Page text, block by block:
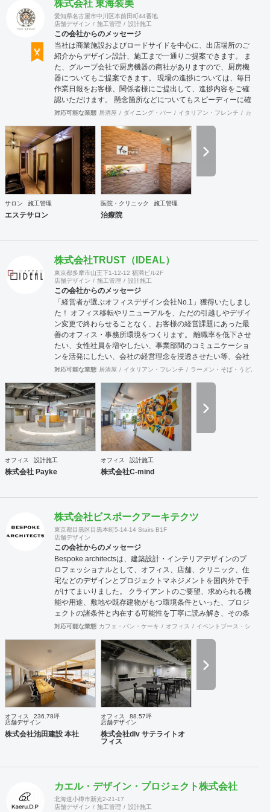
株式会社 東海装美
愛知県名古屋市中川区本前田町44番地
店舗デザイン
施工管理 設計施工
この会社からのメッセージ
当社は商業施設およびロードサイドを中心に、出店場所のご
紹介からデザイン設計、施工まで一通りご提案できます。 ま
た、グループ会社で厨房機器の商社がありますので、厨房機
器についてもご提案できます。 現場の進捗については、毎日
作業日報をお客様、関係者様にご提出して、進捗内容をご確
認いただけます。 懸念箇所などについてもスピーディーに確
認、修正できます。 店舗内装のみならず、当社の店舗繁盛応
者、機器業者、プレスリリースなど何でもご相談ください。
対応可能な業態 居酒屋 ダイニング・バー イタリアン・フレンチ カフェ
サロン 施工管理
エステサロン
医院・クリニック 施工管理
治療院
株式会社TRUST（IDEAL）
東京都多摩市山王下1-12-12 福満ビル2F
店舗デザイン
施工管理 設計施工
この会社からのメッセージ
「経営者が選ぶオフィスデザイン会社No.1」獲得いたしまし
た！ オフィス移転やリニューアルを、ただの引越しやデザイ
ン変更で終わらせることなく、お客様の経営課題にあった最
善のオフィス・事務所環境をつくります。 離職率を低下させ
たい、女性社員を増やしたい、事業部間のコミュニケーショ
ンを活発にしたい、会社の経営理念を浸透させたい等、会社
の規模やフェーズによって様々な課題をかかえています。ど
今後どのような事業戦略を描き、どのような組織になってい
きたいのか。それらを共有することがオフィスデザインのス
タートとなります。 また、オフィスはスタッフにとって一日
の大半を過ごす場所です。機能的かつ快適な空間を作ること
は精神的な安心やモチベーション・作業効率の向上に繋がっ
ていくでしょう。このように、経営面の課題と現場の声をし
っかりとヒアリングした上で、最善なオフィスづくりをご提
案させていただきます。
対応可能な業態 居酒屋 イタリアン・フレンチ ラーメン・そば・うどん
オフィス 設計施工
株式会社 Payke
オフィス 設計施工
株式会社C-mind
株式会社ビスポークアーキテクツ
東京都目黒区目黒本町5-14-14 Stairs B1F
店舗デザイン
この会社からのメッセージ
Bespoke architectsは、建築設計・インテリアデザインのプ
ロフェッショナルとして、オフィス、店舗、クリニック、住
宅などのデザインとプロジェクトマネジメントを国内外で手
がけてまいりました。 クライアントのご要望、求められる機
能や用途、敷地や既存建物がもつ環境条件といった、プロジ
ェクトの諸条件と内在する可能性を丁寧に読み解き、その条
件でこそ可能な空間環境の豊かさを提案し、カタチにしま
計・ランドスケープデザイン等の専門家と協働し、大規模建
築物や高度な設計にも対応致します。 ご要望に合わせて、設
計・デザインに加えて、予算管理・工程管理・別途工事の一
括管理等を含めたプロジェクトマネジメントを担い、ワンス
トップでのプロジェクト推進を行います。発注管理における
クライアントのご負担を軽減するとともに、第三者的な立場
に適うコスト管理と、工事品質の向上を実現致します。 ま
た、新規サービス立上げやリブランディングに際しては、空
間デザイン的な見地から事業企画やCI計画・デザインマニュ
件においては、英語での設計・PMサービスをご提供できる
----------------------------------------------------------------------------------
---------------------------------- 商号： 株式会社ビスポー
クアーキテクツ / Bespoke architects Inc. 登録： 一
対応可能な業態 カフェ・パン・ケーキ オフィス イベントブース・ショール
オフィス
236.78坪
店舗デザイン
株式会社池田建設 本社
オフィス
88.57坪
店舗デザイン
株式会社div サテライトオ
フィス
カエル・デザイン・プロジェクト株式会社
北海道小樽市新光2-21-17
店舗デザイン
施工管理 設計施工